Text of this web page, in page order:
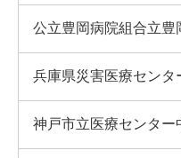
公立豊岡病院組合立豊
兵庫県災害医療センタ
神戸市立医療センター